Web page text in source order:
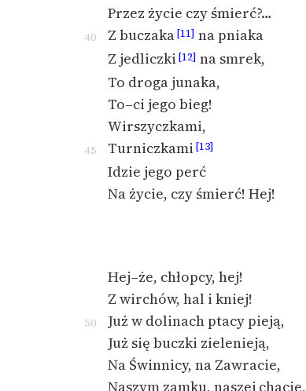
Przez życie czy śmierć?…
40 Z buczaka[11] na pniaka
Z jedliczki [12] na smrek,
To droga junaka,
To–ci jego bieg!
Wirszyczkami,
45 Turniczkami [13]
Idzie jego perć
Na życie, czy śmierć! Hej!
Hej–że, chłopcy, hej!
Z wirchów, hal i kniej!
50
Już w dolinach ptacy pieją,
Już się buczki zielenieją,
Na Świnnicy, na Zawracie,
Naszym zamku, naszej chacie,